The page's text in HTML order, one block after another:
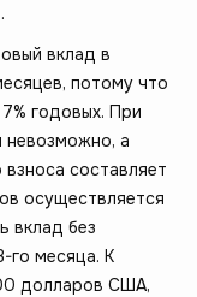
вклад в
потому что
годовых. При
невозможно, а
составляет
осуществляется
вклад без
го месяца. К
долларов США,